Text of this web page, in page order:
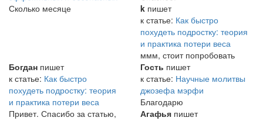
Сколько месяце
k пишет
к статье: Как быстро
похудеть подростку: теория
и практика потери веса
ммм, стоит попробовать
Богдан пишет
к статье: Как быстро
похудеть подростку: теория
и практика потери веса
Привет. Спасибо за статью,
Гость пишет
к статье: Научные молитвы
джозефа мэрфи
Благодарю
Агафья пишет